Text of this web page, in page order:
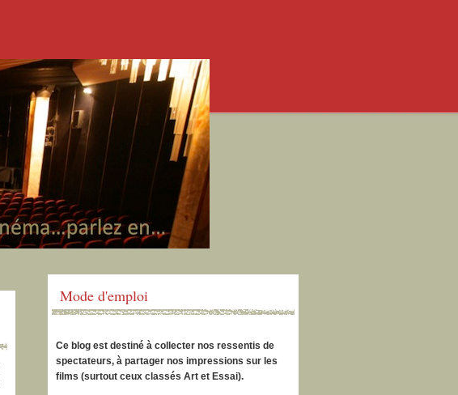
Mode d'emploi
Ce blog est destiné à collecter nos ressentis de
spectateurs, à partager nos impressions sur les
films (surtout ceux classés Art et Essai).